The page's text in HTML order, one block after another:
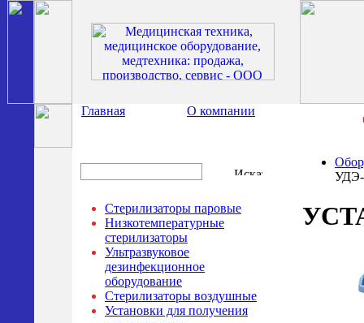
Главная О компании
Стерилизаторы паровые
Низкотемпературные
стерилизаторы
Ультразвуковое
дезинфекционное
оборудование
Стерилизаторы воздушные
Установки для получения